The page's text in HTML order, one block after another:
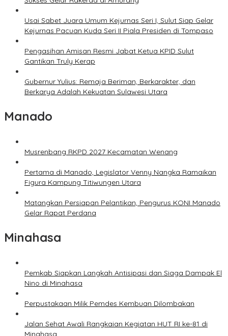
Usai Sabet Juara Umum Kejurnas Seri I, Sulut Siap Gelar
Kejurnas Pacuan Kuda Seri II Piala Presiden di Tompaso
Pengasihan Amisan Resmi Jabat Ketua KPID Sulut
Gantikan Truly Kerap
Gubernur Yulius: Remaja Beriman, Berkarakter, dan
Berkarya Adalah Kekuatan Sulawesi Utara
Manado
Musrenbang RKPD 2027 Kecamatan Wenang
Pertama di Manado, Legislator Venny Nangka Ramaikan
Figura Kampung Titiwungen Utara
Matangkan Persiapan Pelantikan, Pengurus KONI Manado
Gelar Rapat Perdana
Minahasa
Pemkab Siapkan Langkah Antisipasi dan Siaga Dampak El
Nino di Minahasa
Perpustakaan Milik Pemdes Kembuan Dilombakan
Jalan Sehat Awali Rangkaian Kegiatan HUT RI ke-81 di
Minahasa